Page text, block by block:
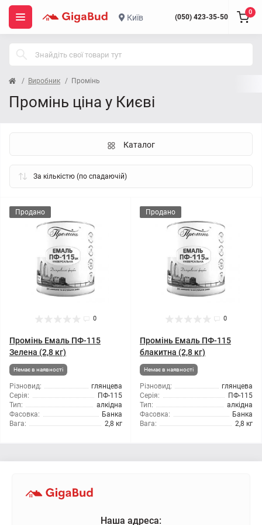
Київ (050) 423-35-50
0
Виробник Промiнь
Промiнь ціна у Києві
Каталог
Продано
0
Промінь Емаль ПФ-115
Зелена (2,8 кг)
Немає в наявності
Різновид:
глянцева
Серія:
ПФ-115
Тип:
алкідна
Фасовка:
Банка
Вага:
2,8 кг
Продано
0
Промінь Емаль ПФ-115
блакитна (2,8 кг)
Немає в наявності
Різновид:
глянцева
Серія:
ПФ-115
Тип:
алкідна
Фасовка:
Банка
Вага:
2,8 кг
Наша адреса: